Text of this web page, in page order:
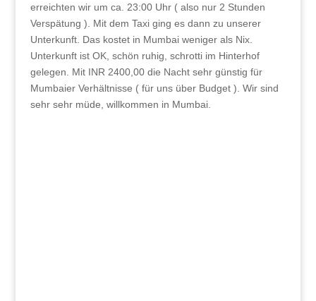
erreichten wir um ca. 23:00 Uhr ( also nur 2 Stunden
Verspätung ). Mit dem Taxi ging es dann zu unserer
Unterkunft. Das kostet in Mumbai weniger als Nix.
Unterkunft ist OK, schön ruhig, schrotti im Hinterhof
gelegen. Mit INR 2400,00 die Nacht sehr günstig für
Mumbaier Verhältnisse ( für uns über Budget ). Wir sind
sehr sehr müde, willkommen in Mumbai.